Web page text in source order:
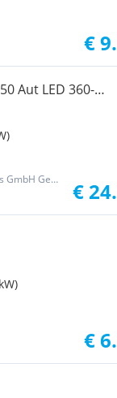
€
Aut LED 360-
Onlinecars Vertriebs GmbH Gebrauchtwagen-Outlet  Werkstätte  Spenglerei  Lackiererei
€
€